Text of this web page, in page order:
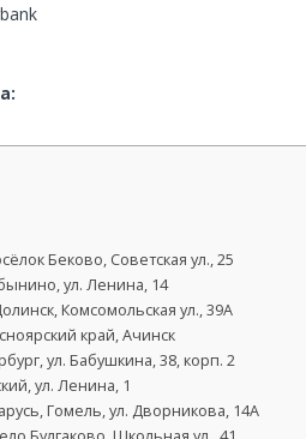
Беково, Советская ул., 25
ул. Ленина, 14
Комсомольская ул., 39А
край, Ачинск
ул. Бабушкина, 38, корп. 2
ул. Ленина, 1
Гомель, ул. Дворникова, 14А